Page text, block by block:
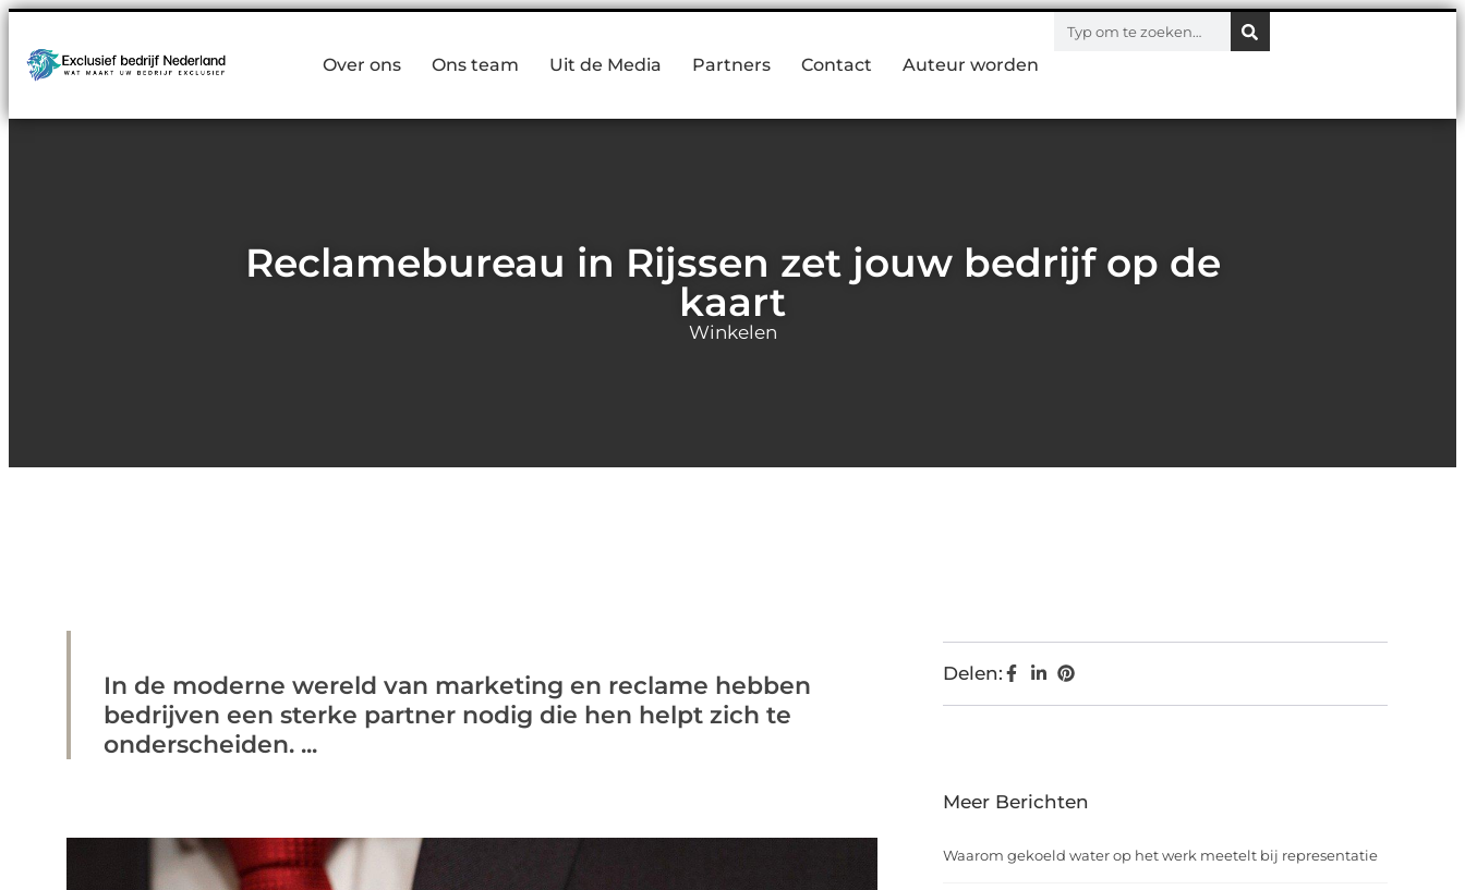
Over ons Ons team Uit de Media Partners Contact Auteur worden
Reclamebureau in Rijssen zet jouw bedrijf op de
kaart
Winkelen
In de moderne wereld van marketing en reclame hebben
bedrijven een sterke partner nodig die hen helpt zich te
onderscheiden. ...
Delen:
Meer Berichten
Waarom gekoeld water op het werk meetelt bij representatie